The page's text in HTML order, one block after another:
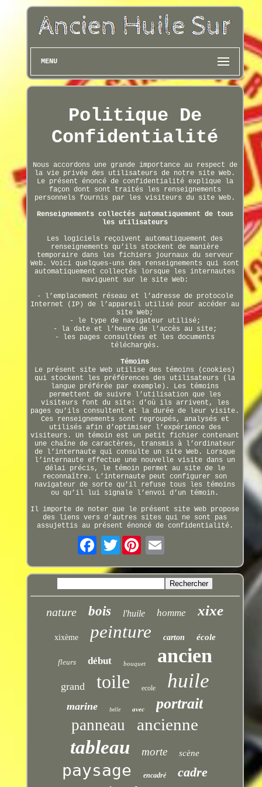
MENU
Politique De
Confidentialité
Nous accordons une grande importance au respect de
la vie privée des utilisateurs de notre site Web.
Le présent énoncé de confidentialité explique la
façon dont sont traités les renseignements
personnels fournis par les visiteurs du site Web.
Renseignements collectés automatiquement de tous
les utilisateurs
Les logiciels reçoivent automatiquement des
renseignements qu’ils stockent de manière
temporaire dans les fichiers journaux du serveur
Web. Voici quelques-uns des renseignements qui sont
automatiquement collectés lorsque les internautes
naviguent sur le site Web:
- l’emplacement réseau et l’adresse de protocole
Internet (IP) de l’appareil utilisé pour accéder au
site Web;
- le type de navigateur utilisé;
- la date et l’heure de l’accès au site;
- les pages consultées et les documents
téléchargés.
Témoins
Le présent site Web utilise des témoins (cookies)
qui stockent les préférences des utilisateurs (la
langue préférée par exemple). Les témoins
permettent de suivre l’utilisation que les
visiteurs font du site: d’où ils arrivent, les
pages qu’ils consultent et la durée de leur visite.
Ces renseignements sont regroupés, analysés et
utilisés afin d’optimiser l’expérience des
visiteurs. Un témoin est un petit fichier contenant
une chaîne de caractères, transmis à l’ordinateur
de l’internaute qui consulte un site Web. Lorsque
l’internaute effectue une nouvelle visite dans un
délai précis, le témoin permet au site de le
reconnaître. L’internaute peut configurer son
navigateur de sorte qu’il refuse tous les témoins
ou qu’il lui signale l’envoi d’un témoin.
Il importe de noter que le présent site Web propose
des liens vers d’autres sites qui ne sont pas
assujettis au présent énoncé de confidentialité.
Twitter
nature bois l'huile homme xixe
xixème peinture carton école
fleurs début bouquet ancien
grand toile ecole huile
marine belle avec portrait
panneau ancienne
tableau morte scène
paysage encadré cadre